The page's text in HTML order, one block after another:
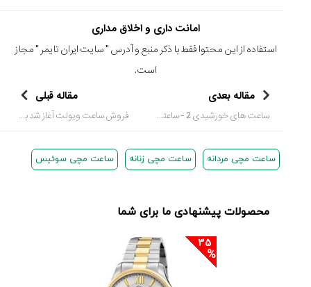
امانت داری و اخلاق مداری
استفاده از این محتوا فقط با ذکر منبع و آدرس "سایت ایران تایمر " مجاز
است.
مقاله بعدی
ساعت های خورشیدی 2 - ساعتهای افقی
مقاله قبلی
فروش ساعت ویولت آغاز شد به همین مناسبت تخفیف ویژه، پنج درصد به مدت 15 روز به اعضای سایت تقدیم میگردد
ساعت مچی مردانه ساعت مچی زنانه ساعت مچی سوئیس
محصولات پیشنهادی ما برای شما
35